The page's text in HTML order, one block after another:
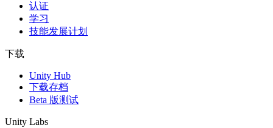
XR 游戏
跨平台发布 XR 游戏
多人游戏
简化多人游戏开发
认证
学习
技能发展计划
下载
Unity Hub
下载存档
Beta 版测试
Unity Labs